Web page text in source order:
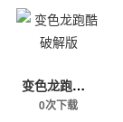
变色龙跑酷破解版
0次下载